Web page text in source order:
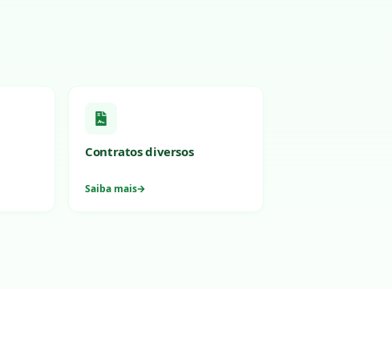
Contratos diversos
Saiba mais